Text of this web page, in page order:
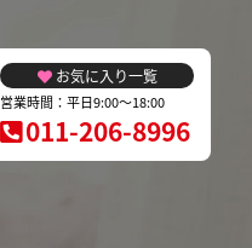
お気に入り一覧
営業時間：平日9:00～18:00
011-206-8996